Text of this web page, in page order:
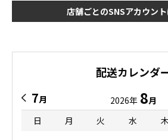
店舗ごとのSNSアカウン
配送カレンダ
7月 2026年 8月
日
月 火 水 木